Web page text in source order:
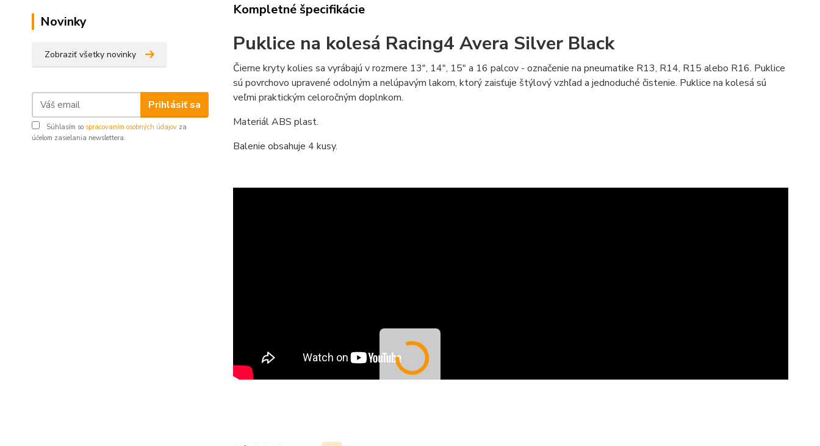
Novinky
Zobraziť všetky novinky
Prihlásiť sa
Súhlasím so spracovaním osobných údajov za
účelom zasielania newslettera.
Kompletné špecifikácie
Puklice na kolesá Racing4 Avera Silver Black
Čierne kryty kolies sa vyrábajú v rozmere 13", 14", 15" a 16 palcov - označenie na pneumatike R13, R14, R15 alebo R16. Puklice
sú povrchovo upravené odolným a nelúpavým lakom, ktorý zaisťuje štýlový vzhľad a jednoduché čistenie. Puklice na kolesá sú
veľmi praktickým celoročným doplnkom.
Materiál ABS plast.
Balenie obsahuje 4 kusy.